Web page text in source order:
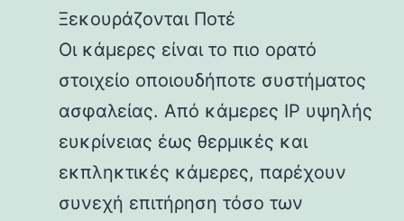
Ξεκουράζονται Ποτέ
Οι κάμερες είναι το πιο ορατό
στοιχείο οποιουδήποτε συστήματος
ασφαλείας. Από κάμερες IP υψηλής
ευκρίνειας έως θερμικές και
εκπληκτικές κάμερες, παρέχουν
συνεχή επιτήρηση τόσο των